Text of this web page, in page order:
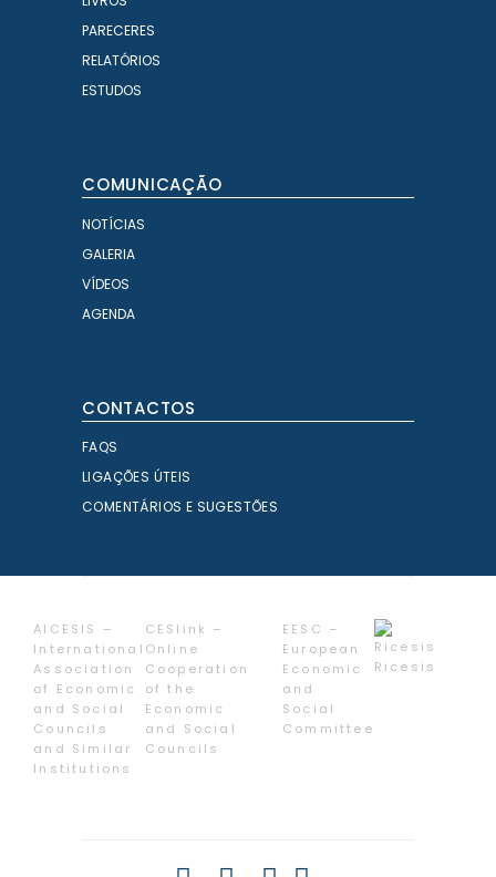
PARECERES
RELATÓRIOS
ESTUDOS
COMUNICAÇÃO
NOTÍCIAS
GALERIA
VÍDEOS
AGENDA
CONTACTOS
FAQS
LIGAÇÕES ÚTEIS
COMENTÁRIOS E SUGESTÕES
AICESIS –
International
Association
of Economic
and Social
Councils
and Similar
Institutions
CESlink –
Online
Cooperation
of the
Economic
and Social
Councils
EESC –
European
Economic
and
Social
Committee
Ricesis